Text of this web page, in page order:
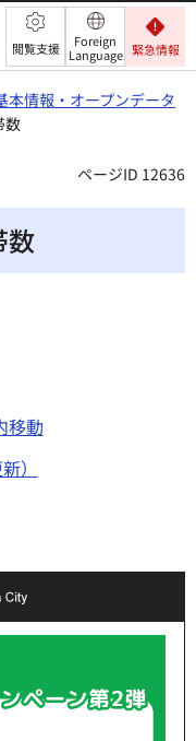
閲覧支援
Foreign
Language 緊急情報
本情報・オープンデータ
数
ページID 12636
数
移動
）